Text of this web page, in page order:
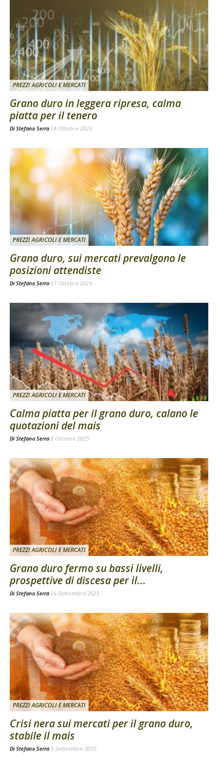
PREZZI AGRICOLI E MERCATI
Grano duro in leggera ripresa, calma
piatta per il tenero
Di Stefano Serra 24 Ottobre 2025
PREZZI AGRICOLI E MERCATI
Grano duro, sui mercati prevalgono le
posizioni attendiste
Di Stefano Serra 17 Ottobre 2025
PREZZI AGRICOLI E MERCATI
Calma piatta per il grano duro, calano le
quotazioni del mais
Di Stefano Serra 3 Ottobre 2025
PREZZI AGRICOLI E MERCATI
Grano duro fermo su bassi livelli,
prospettive di discesa per il...
Di Stefano Serra 26 Settembre 2025
PREZZI AGRICOLI E MERCATI
Crisi nera sui mercati per il grano duro,
stabile il mais
Di Stefano Serra 5 Settembre 2025